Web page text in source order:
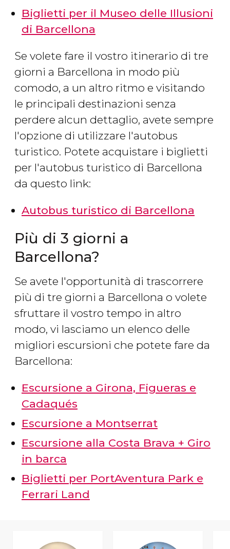
Biglietti per il Museo delle Illusioni
di Barcellona
Se volete fare il vostro itinerario di tre
giorni a Barcellona in modo più
comodo, a un altro ritmo e visitando
le principali destinazioni senza
perdere alcun dettaglio, avete sempre
l'opzione di utilizzare l'autobus
turistico. Potete acquistare i biglietti
per l'autobus turistico di Barcellona
da questo link:
Autobus turistico di Barcellona
Più di 3 giorni a
Barcellona?
Se avete l'opportunità di trascorrere
più di tre giorni a Barcellona o volete
sfruttare il vostro tempo in altro
modo, vi lasciamo un elenco delle
migliori escursioni che potete fare da
Barcellona:
Escursione a Girona, Figueras e
Cadaqués
Escursione a Montserrat
Escursione alla Costa Brava + Giro
in barca
Biglietti per PortAventura Park e
Ferrari Land